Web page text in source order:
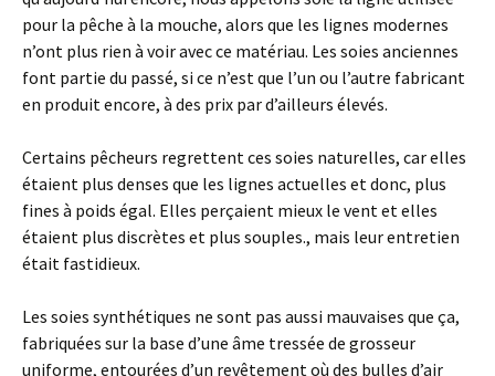
pour la pêche à la mouche, alors que les lignes modernes
n’ont plus rien à voir avec ce matériau. Les soies anciennes
font partie du passé, si ce n’est que l’un ou l’autre fabricant
en produit encore, à des prix par d’ailleurs élevés.
Certains pêcheurs regrettent ces soies naturelles, car elles
étaient plus denses que les lignes actuelles et donc, plus
fines à poids égal. Elles perçaient mieux le vent et elles
étaient plus discrètes et plus souples., mais leur entretien
était fastidieux.
Les soies synthétiques ne sont pas aussi mauvaises que ça,
fabriquées sur la base d’une âme tressée de grosseur
uniforme, entourées d’un revêtement où des bulles d’air